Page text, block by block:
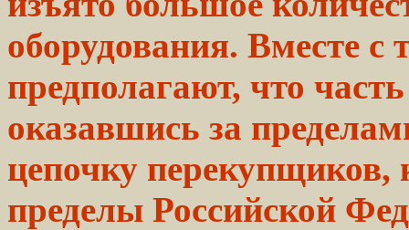
оборудования. Вместе с
предполагают, что
оказавшись за
цепочку перекупщиков,
пределы Российской